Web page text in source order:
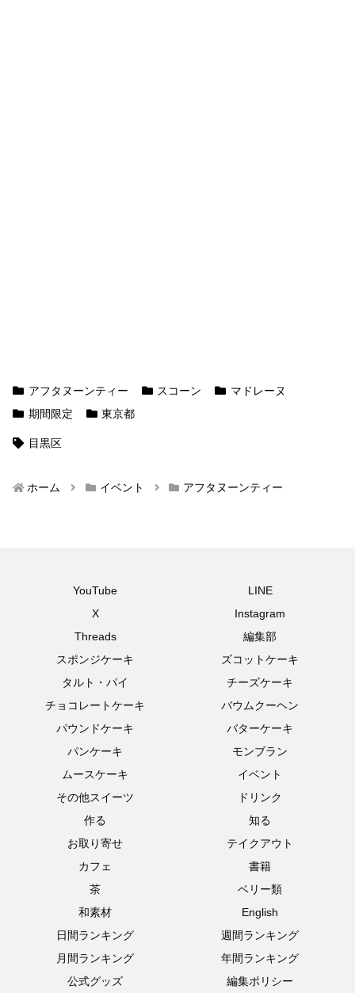
アフタヌーンティー スコーン
マドレーヌ
期間限定
東京都
目黒区
ホーム イベント アフタヌーンティー
YouTube
LINE
X
Instagram
Threads
編集部
スポンジケーキ
ズコットケーキ
タルト・パイ
チーズケーキ
チョコレートケーキ
バウムクーヘン
パウンドケーキ
バターケーキ
パンケーキ
モンブラン
ムースケーキ
イベント
その他スイーツ
ドリンク
作る
知る
お取り寄せ
テイクアウト
カフェ
書籍
茶
ベリー類
和素材
English
日間ランキング
週間ランキング
月間ランキング
年間ランキング
公式グッズ
編集ポリシー